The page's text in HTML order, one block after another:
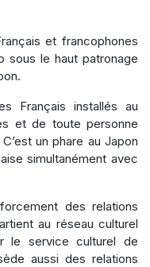
et francophones
sous le haut patronage
Français installés au
et de toute personne
un phare au Japon
simultanément avec
des relations
au réseau culturel
le service culturel de
aussi des relations